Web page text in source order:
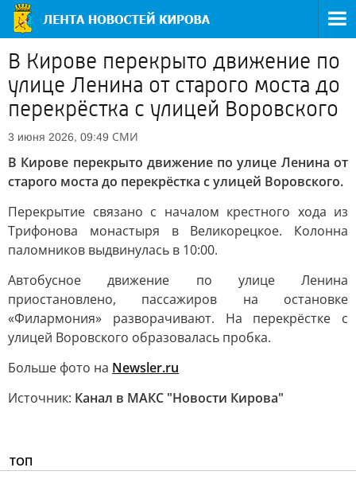
В Кирове перекрыто движение по
улице Ленина от старого моста до
перекрёстка с улицей Воровского
3 июня 2026, 09:49 СМИ
В Кирове перекрыто движение по улице Ленина от
старого моста до перекрёстка с улицей Воровского.
Перекрытие связано с началом крестного хода из
Трифонова монастыря в Великорецкое. Колонна
паломников выдвинулась в 10:00.
Автобусное движение по улице Ленина
приостановлено, пассажиров на остановке
«Филармония» разворачивают. На перекрёстке с
улицей Воровского образовалась пробка.
Больше фото на Newsler.ru
Источник: Канал в МАКС "Новости Кирова"
ТОП